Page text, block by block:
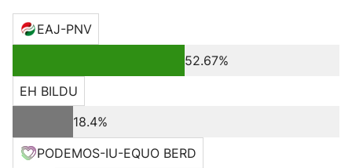
EAJ-PNV
52.67%
EH BILDU
18.4%
PODEMOS-IU-EQUO BERD